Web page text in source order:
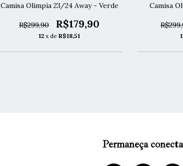
Camisa Olimpia 23/24 Away - Verde
R$299,90 R$179,90
12 x de R$18,51
Camisa
Permaneça